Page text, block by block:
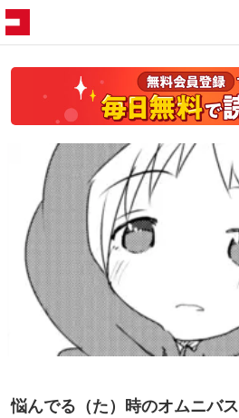
悩んでる（た）時のオムニバス